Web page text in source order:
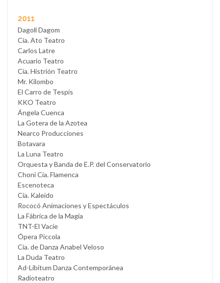
2011
Dagoll Dagom
Cía. Ato Teatro
Carlos Latre
Acuario Teatro
Cía. Histrión Teatro
Mr. Kilombo
El Carro de Tespis
KKO Teatro
Ángela Cuenca
La Gotera de la Azotea
Nearco Producciones
Botavara
La Luna Teatro
Orquesta y Banda de E.P. del Conservatorio
Choni Cía. Flamenca
Escenoteca
Cía. Kaleido
Rococó Animaciones y Espectáculos
La Fábrica de la Magia
TNT-El Vacie
Ópera Piccola
Cía. de Danza Anabel Veloso
La Duda Teatro
Ad-Libitum Danza Contemporánea
Radioteatro